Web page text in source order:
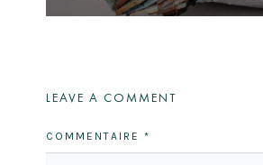
LEAVE A COMMENT
COMMENTAIRE *